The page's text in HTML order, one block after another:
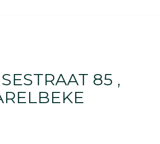
85 ,